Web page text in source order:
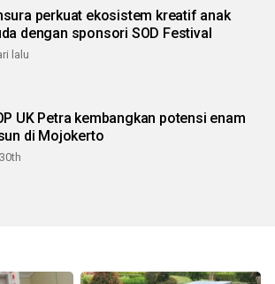
perkuat ekosistem kreatif anak
dengan sponsori SOD Festival
lalu
UK Petra kembangkan potensi enam
di Mojokerto